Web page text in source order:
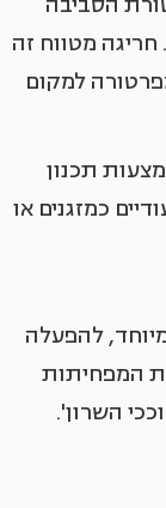
חריגה מטווח זה
למקום
תכנון
כמזגנים או
להפעלה
המפחיתות